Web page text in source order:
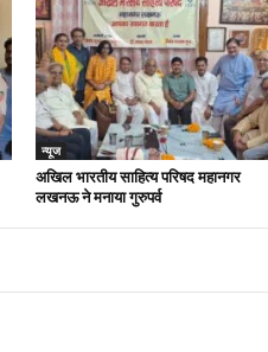
न्यूज
अखिल भारतीय साहित्य परिषद महानगर
लखनऊ ने मनाया गुरुपर्व